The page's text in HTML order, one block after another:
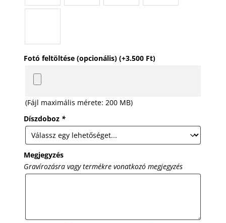
Fotó feltöltése (opcionális) (+3.500 Ft)
(Fájl maximális mérete: 200 MB)
Díszdoboz *
Megjegyzés
Gravírozásra vagy termékre vonatkozó megjegyzés